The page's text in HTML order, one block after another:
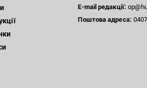
E-mail редакції:
Поштоваадреса: